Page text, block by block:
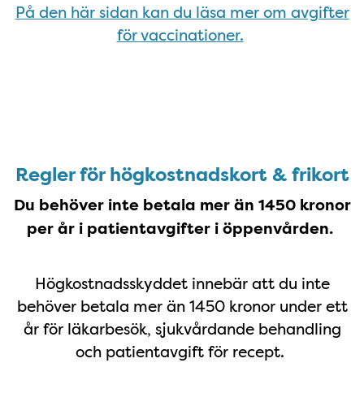
På den här sidan kan du läsa mer om avgifter
för vaccinationer.
Högkostnadskort & frikort
Regler för högkostnadskort & frikort
Du behöver inte betala mer än 1450 kronor
per år i patientavgifter i öppenvården.
Högkostnadsskyddet innebär att du inte
behöver betala mer än 1450 kronor under ett
år för läkarbesök, sjukvårdande behandling
och patientavgift för recept.